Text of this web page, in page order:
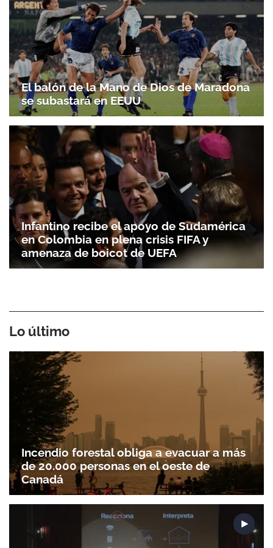
El balón de la Mano de Dios de Maradona
se subastará en EEUU
Infantino recibe el apoyo de Sudamérica
en Colombia en plena crisis FIFA y
amenaza de boicot de UEFA
Lo último
Incendio forestal obliga a evacuar a más
de 20.000 personas en el oeste de
Canadá